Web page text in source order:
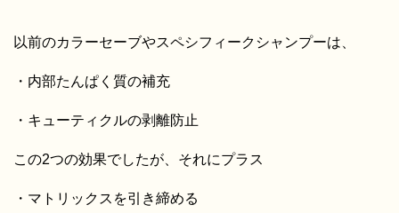
以前のカラーセーブやスペシフィークシャンプーは、
・内部たんぱく質の補充
・キューティクルの剥離防止
この2つの効果でしたが、それにプラス
・マトリックスを引き締める